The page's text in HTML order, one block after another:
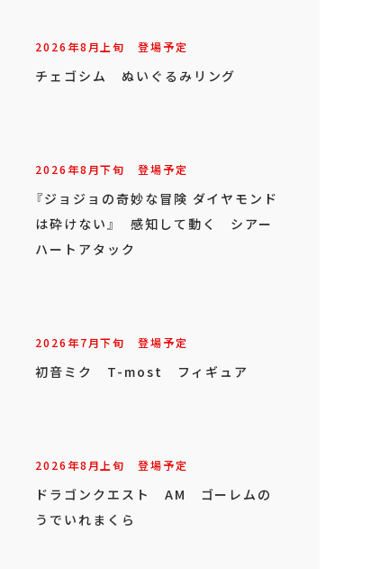
2026年8月上旬 登場予定
チェゴシム ぬいぐるみリング
2026年8月下旬 登場予定
『ジョジョの奇妙な冒険 ダイヤモンド
は砕けない』 感知して動く シアー
ハートアタック
2026年7月下旬 登場予定
初音ミク T-most フィギュア
2026年8月上旬 登場予定
ドラゴンクエスト AM ゴーレムの
うでいれまくら